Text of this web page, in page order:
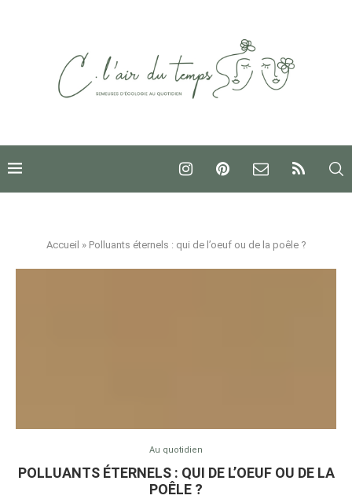
Accueil » Polluants éternels : qui de l’oeuf ou de la poêle ?
Au quotidien
POLLUANTS ÉTERNELS : QUI DE L’OEUF OU DE LA
POÊLE ?